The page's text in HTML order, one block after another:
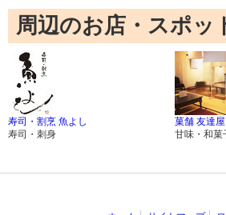
周辺のお店・スポッ
寿司・割烹 魚よし
寿司・刺身
菓舗 友達屋
甘味・和菓